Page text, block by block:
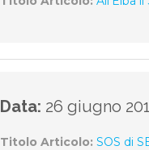
Data: 26 giugno
Titolo Articolo: SOS di